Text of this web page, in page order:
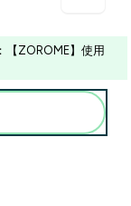
【ZOROME】使用